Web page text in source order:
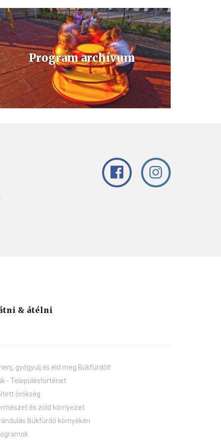
Program archívum
& átélni
gyógyulj és éld meg Bükfürdőt!
- Településtörténet
örökség
és zöld környezet
Bükfürdő környékén